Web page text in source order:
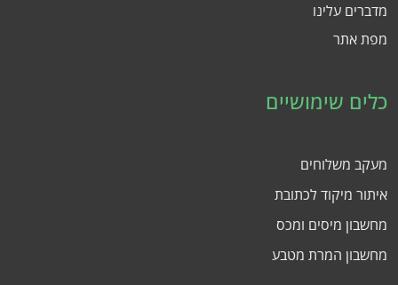
מדברים עלינו
מפת אתר
כלים שימושיים
מעקב משלוחים
איתור מיקוד לכתובת
מחשבון מיסים ומכס
מחשבון המרת מטבע